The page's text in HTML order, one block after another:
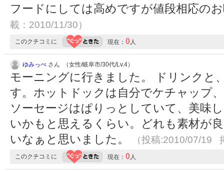
フードにしては高めですが値段相応の
載：2010/11/30）
このクチコミに 現在： 0人
ゆみっぺ さん （女性/岐阜市/30代/Lv.4）
モーニングに行きました。 ドリンクと
す。ホットドックは自分でケチャップ
ソーセージはぱりっとしていて、美味
いかもと思えるくらい。どれも素材が
いなぁと思いました。
（投稿:2010/07/19
このクチコミに 現在： 0人